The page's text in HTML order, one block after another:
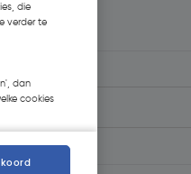
die
verder te
dan
cookies